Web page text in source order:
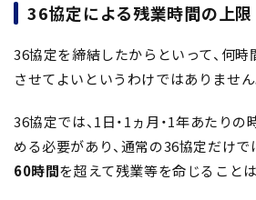
36協定による残業時間の上限
36協定を締結したからといって、何
させてよいというわけではありません
36協定では、1日・1ヵ月・1年あたり
める必要があり、通常の36協定だけで
60時間を超えて残業等を命じること